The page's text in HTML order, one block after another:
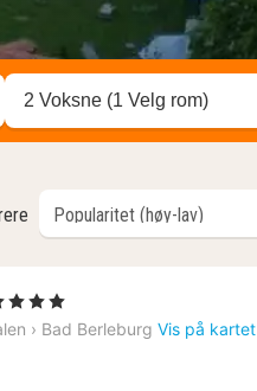
2 Voksne (1 Velg rom)
Stjerner
› Bad Berleburg Vis på kartet